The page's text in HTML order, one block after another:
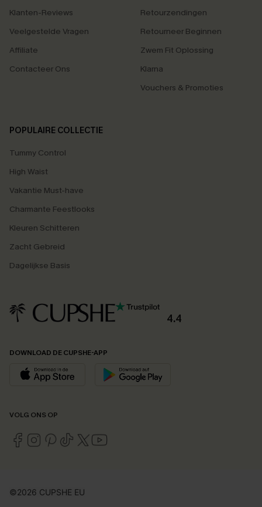
Klanten-Reviews
Veelgestelde Vragen
Affiliate
Contacteer Ons
Retourzendingen
Retourneer Beginnen
Zwem Fit Oplossing
Klarna
Vouchers & Promoties
POPULAIRE COLLECTIE
Tummy Control
High Waist
Vakantie Must-have
Charmante Feestlooks
Kleuren Schitteren
Zacht Gebreid
Dagelijkse Basis
4.4
DOWNLOAD DE CUPSHE-APP
VOLG ONS OP
©2026 CUPSHE EU